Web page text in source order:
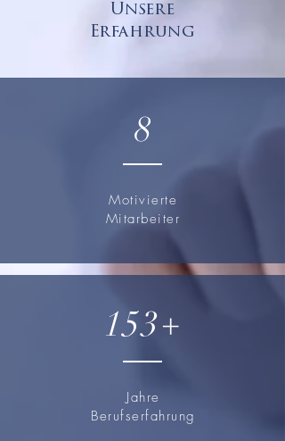
Unsere
Erfahrung
8
Motivierte
Mitarbeiter
153+
Jahre
Berufserfahrung